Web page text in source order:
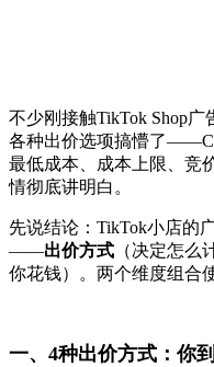
不少刚接触TikTok Shop
各种出价选项搞懵了
最低成本、成本上限、竞
情彻底讲明白。
先说结论：TikTok小店的
——出价方式 （决定怎么
你花钱）。两个维度组合
一、4种出价方式：你